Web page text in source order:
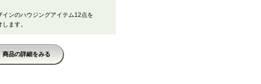
ンのハウジングアイテム12点を
ます。
商品の詳細をみる